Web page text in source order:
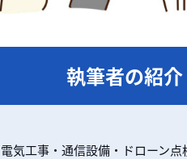
執筆者の紹介
電気工事・通信設備・ドローン